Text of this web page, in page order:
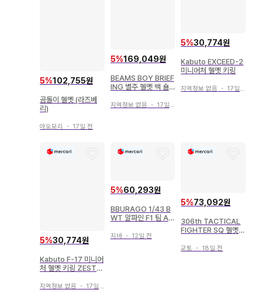
5%102,755원
곰돌이 헬멧 (라즈베
리)
아오모리 ・ 17일 전
5%169,049원
BEAMS BOY BRIEF
ING 별주 헬멧 백 숄
지역정보 없음 ・ 17일 전
5%30,774원
Kabuto EXCEED-2
미니어처 헬멧 키링
지역정보 없음 ・ 17일 전
5%30,774원
Kabuto F-17 미니어
처 헬멧 키링 ZESTA
지역정보 없음 ・ 17일 전
5%60,293원
BBURAGO 1/43 B
WT 알파인 F1 팀 A5
오콘 헬멧 포함 (클리
지바・ 12일 전
5%73,092원
306th TACTICAL
FIGHTER SQ 헬멧
교토 ・ 18일 전